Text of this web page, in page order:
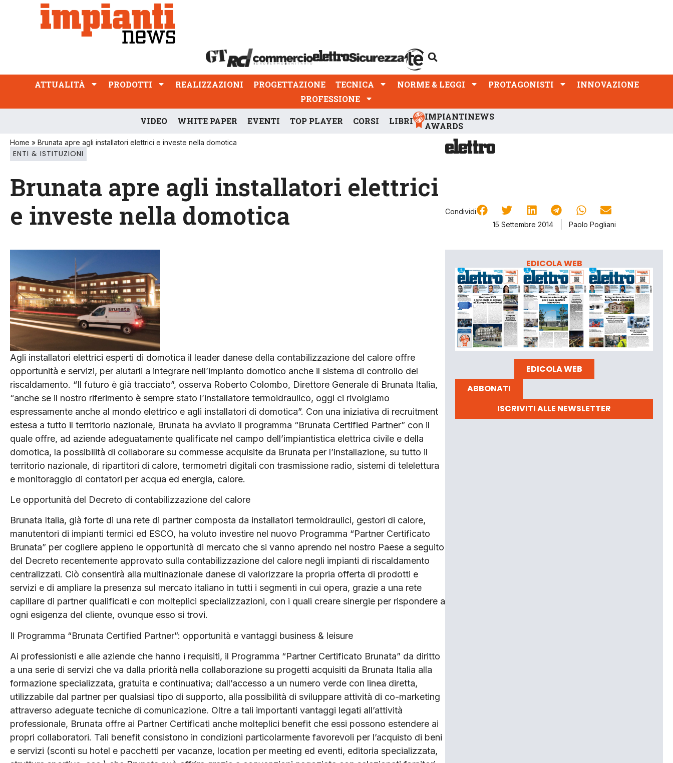
ATTUALITÀ PRODOTTI REALIZZAZIONI
PROFESSIONE
ATTUALITÀ PRODOTTI REALIZZAZIONI PROGETTAZIONE TECNICA NORME & LEGGI PROTAGONISTI
INNOVAZIONE
PROFESSIONE
VIDEO WHITE PAPER EVENTI TOP PLAYER CORSI LIBRI
IMPIANTINEWS
AWARDS
Home » Brunata apre agli installatori elettrici e investe nella domotica
ENTI & ISTITUZIONI
Brunata apre agli installatori elettrici
e investe nella domotica
Condividi
15 Settembre 2014
Paolo Pogliani
Agli installatori elettrici esperti di domotica il leader danese della contabilizzazione del calore offre
opportunità e servizi, per aiutarli a integrare nell’impianto domotico anche il sistema di controllo del
riscaldamento. “Il futuro è già tracciato”, osserva Roberto Colombo, Direttore Generale di Brunata Italia,
“anche se il nostro riferimento è sempre stato l’installatore termoidraulico, oggi ci rivolgiamo
espressamente anche al mondo elettrico e agli installatori di domotica”. Con una iniziativa di recruitment
estesa a tutto il territorio nazionale, Brunata ha avviato il programma “Brunata Certified Partner” con il
quale offre, ad aziende adeguatamente qualificate nel campo dell’impiantistica elettrica civile e della
domotica, la possibilità di collaborare su commesse acquisite da Brunata per l’installazione, su tutto il
territorio nazionale, di ripartitori di calore, termometri digitali con trasmissione radio, sistemi di telelettura
e monitoraggio di contatori per acqua ed energia, calore.
Le opportunità del Decreto di contabilizzazione del calore
Brunata Italia, già forte di una rete di partner composta da installatori termoidraulici, gestori di calore,
manutentori di impianti termici ed ESCO, ha voluto investire nel nuovo Programma “Partner Certificato
Brunata” per cogliere appieno le opportunità di mercato che si vanno aprendo nel nostro Paese a seguito
del Decreto recentemente approvato sulla contabilizzazione del calore negli impianti di riscaldamento
centralizzati. Ciò consentirà alla multinazionale danese di valorizzare la propria offerta di prodotti e
servizi e di ampliare la presenza sul mercato italiano in tutti i segmenti in cui opera, grazie a una rete
capillare di partner qualificati e con molteplici specializzazioni, con i quali creare sinergie per rispondere a
ogni esigenza del cliente, ovunque esso si trovi.
Il Programma “Brunata Certified Partner”: opportunità e vantaggi business & leisure
Ai professionisti e alle aziende che hanno i requisiti, il Programma “Partner Certificato Brunata” da diritto
a una serie di servizi che va dalla priorità nella collaborazione su progetti acquisiti da Brunata Italia alla
formazione specializzata, gratuita e continuativa; dall’accesso a un numero verde con linea diretta,
utilizzabile dal partner per qualsiasi tipo di supporto, alla possibilità di sviluppare attività di co-marketing
attraverso adeguate tecniche di comunicazione. Oltre a tali importanti vantaggi legati all’attività
professionale, Brunata offre ai Partner Certificati anche molteplici benefit che essi possono estendere ai
propri collaboratori. Tali benefit consistono in condizioni particolarmente favorevoli per l’acquisto di beni
e servizi (sconti su hotel e pacchetti per vacanze, location per meeting ed eventi, editoria specializzata,
EDICOLA WEB
EDICOLA WEB
ABBONATI
ISCRIVITI ALLE NEWSLETTER